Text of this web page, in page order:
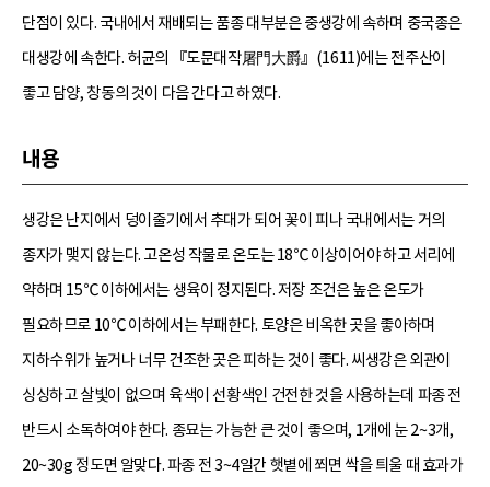
단점이 있다. 국내에서 재배되는 품종 대부분은 중생강에 속하며 중국종은
대생강에 속한다. 허균의 『도문대작屠門大爵』(1611)에는 전주산이
좋고 담양, 창동의 것이 다음 간다고 하였다.
내용
생강은 난지에서 덩이줄기에서 추대가 되어 꽃이 피나 국내에서는 거의
종자가 맺지 않는다. 고온성 작물로 온도는 18℃ 이상이어야 하고 서리에
약하며 15℃ 이하에서는 생육이 정지된다. 저장 조건은 높은 온도가
필요하므로 10℃ 이하에서는 부패한다. 토양은 비옥한 곳을 좋아하며
지하수위가 높거나 너무 건조한 곳은 피하는 것이 좋다. 씨생강은 외관이
싱싱하고 살빛이 없으며 육색이 선황색인 건전한 것을 사용하는데 파종 전
반드시 소독하여야 한다. 종묘는 가능한 큰 것이 좋으며, 1개에 눈 2~3개,
20~30g 정도면 알맞다. 파종 전 3~4일간 햇볕에 쬐면 싹을 틔울 때 효과가